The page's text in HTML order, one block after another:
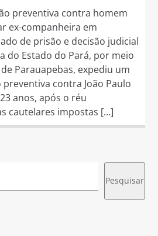
preventiva contra homem
ex-companheira em
de prisão e decisão judicial
do Estado do Pará, por meio
Parauapebas, expediu um
contra João Paulo
anos, após o réu
cautelares impostas […]
Pesquisar